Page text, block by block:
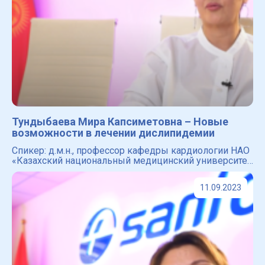
Тундыбаева Мира Капсиметовна – Новые
возможности в лечении дислипидемии
Спикер: д.м.н., профессор кафедры кардиологии НАО
«Казахский национальный медицинский университет
им. С.Д.Асфендиярова». Вице-президент ОО
«Общества специалистов по артериальной гиперто
11.09.2023